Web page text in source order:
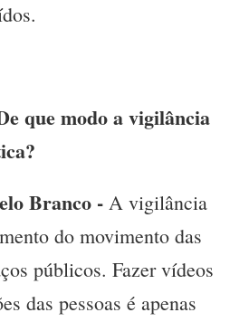
que modo a vigilância
Branco -A vigilância
do movimento das
públicos. Fazer vídeos
das pessoas é apenas